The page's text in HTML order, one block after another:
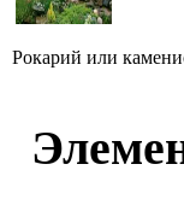
Рокарий или